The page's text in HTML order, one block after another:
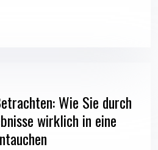
Wie Sie durch
wirklich in eine